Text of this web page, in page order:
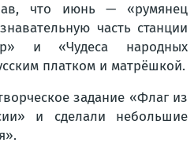
что июнь — «румянец
часть станции
и «Чудеса народных
платком и матрёшкой.
задание «Флаг из
и сделали небольшие